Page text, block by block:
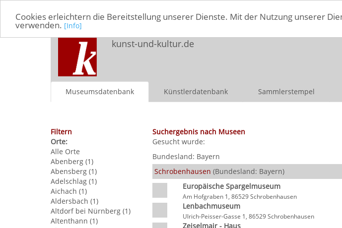
Cookies erleichtern die Bereitstellung unserer Dienste. Mit der Nutzung unserer
verwenden. [Info]
kunst-und-kultur.de
Museumsdatenbank Künstlerdatenbank Sammlerstempel
Filtern
Orte:
Alle Orte
Abenberg (1)
Abensberg (1)
Adelschlag (1)
Aichach (1)
Aldersbach (1)
Altdorf bei Nürnberg (1)
Altenthann (1)
Suchergebnis nach Museen
Gesucht wurde:
Bundesland: Bayern
Schrobenhausen (Bundesland: Bayern)
Europäische Spargelmuseum
Am Hofgraben 1, 86529 Schrobenhausen
Lenbachmuseum
Ulrich-Peisser-Gasse 1, 86529 Schrobenhausen
Zeiselmair - Haus